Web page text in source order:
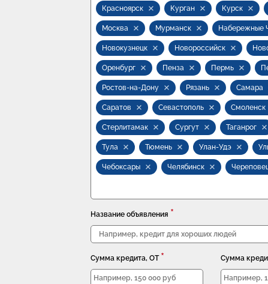
Красноярск Курган Курск
Москва Мурманск Набережные
Новокузнецк Новороссийск
Оренбург Пенза Пермь
Ростов-на-Дону Рязань Самара
Саратов Севастополь Смоленск
Стерлитамак Сургут Таганрог
Тула Тюмень Улан-Удэ
Чебоксары Челябинск
Название объявления *
Сумма кредита, ОТ * Сумма